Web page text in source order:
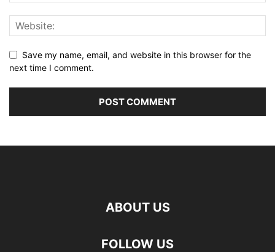
Save my name, email, and website in this browser for the
next time I comment.
ABOUT US
FOLLOW US